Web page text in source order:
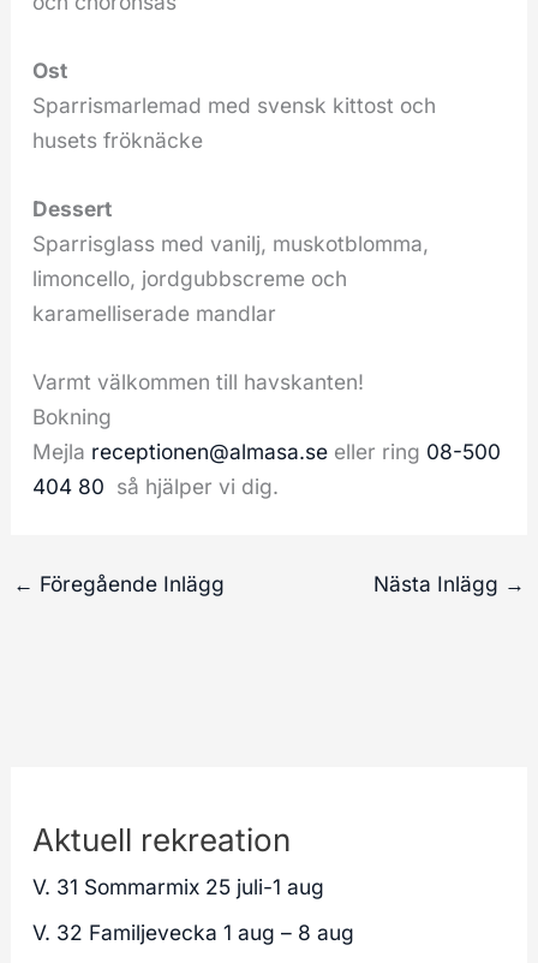
Ost
Sparrismarlemad med svensk kittost och
husets fröknäcke
Dessert
Sparrisglass med vanilj, muskotblomma,
limoncello, jordgubbscreme och
karamelliserade mandlar
Varmt välkommen till havskanten!
Bokning
Mejla receptionen@almasa.seeller ring 08-500
404 80 så hjälper vi dig.
← Föregående Inlägg Nästa Inlägg →
Aktuell rekreation
V. 31 Sommarmix 25 juli-1 aug
V. 32 Familjevecka 1 aug – 8 aug